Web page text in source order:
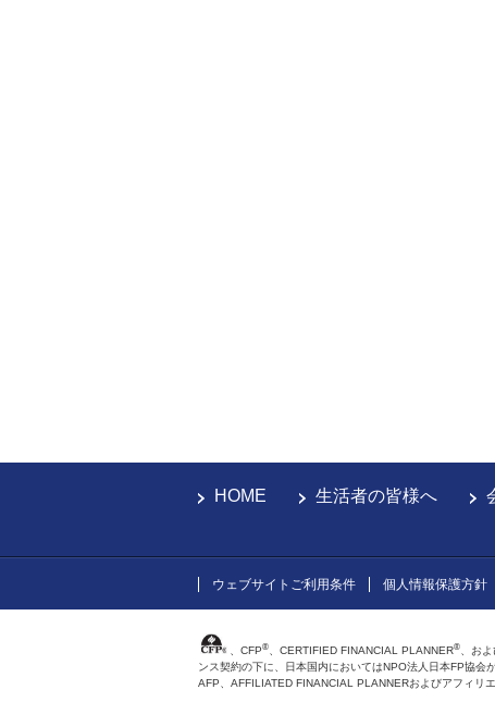
HOME 生活者の皆様へ
ウェブサイトご利用条件 個人情報保護方針
、CFP®、CERTIFIED FINANCIAL PLANNER®、お
ンス契約の下に、日本国内においてはNPO法人日本FP協会
AFP、AFFILIATED FINANCIAL PLANNERおよびアフィリ